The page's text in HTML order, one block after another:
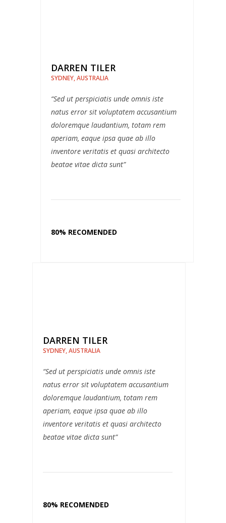
DARREN TILER
SYDNEY, AUSTRALIA
“Sed ut perspiciatis unde omnis iste
natus error sit voluptatem accusantium
doloremque laudantium, totam rem
aperiam, eaque ipsa quae ab illo
inventore veritatis et quasi architecto
beatae vitae dicta sunt”
80% RECOMENDED
DARREN TILER
SYDNEY, AUSTRALIA
“Sed ut perspiciatis unde omnis iste
natus error sit voluptatem accusantium
doloremque laudantium, totam rem
aperiam, eaque ipsa quae ab illo
inventore veritatis et quasi architecto
beatae vitae dicta sunt”
80% RECOMENDED